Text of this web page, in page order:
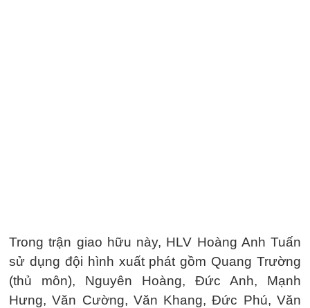
Trong trận giao hữu này, HLV Hoàng Anh Tuấn
sử dụng đội hình xuất phát gồm Quang Trường
(thủ môn), Nguyên Hoàng, Đức Anh, Mạnh
Hưng, Văn Cường, Văn Khang, Đức Phú, Văn